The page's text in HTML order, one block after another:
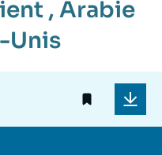
, Arabie
Unis